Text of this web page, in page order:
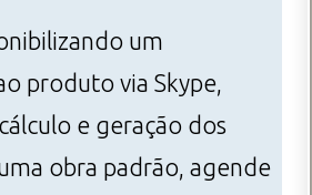
um
produto via Skype,
e geração dos
obra padrão, agende